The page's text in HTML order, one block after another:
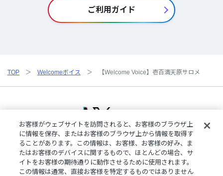
ご利用ガイド
TOP Welcomeボイス 【Welcome Voice】壱百満天原サロメ
ご利用規約プライバシーポリシー
特定商取引法に基づく表記
ご利用ガイドよくある質問お問い合わせにじさんじ公式サイト
クッキーの詳細
お客様がウェブサイトを訪問されると、お客様のブラウザ上
に情報を保存、またはお客様のブラウザ上から情報を取得す
ることがあります。この情報は、お客様、お客様の好み、ま
たはお客様のデバイスに関するもので、ほとんどの場合、サ
イトをお客様の期待通りに動作させるために使用されます。
この情報は通常、直接お客様を特定するものではありません